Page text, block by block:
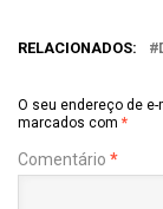
RELACIONADOS:
O seu endereço de
marcados com *
Comentário *